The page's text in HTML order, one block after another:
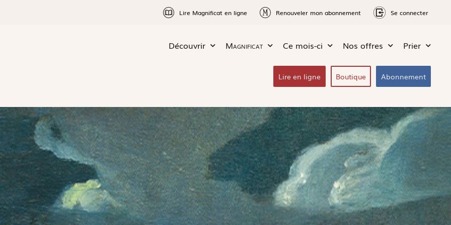
Lire Magnificat en ligne Renouveler mon abonnement Se connecter
Découvrir Magnificat Ce mois-ci Nos offres Prier
Lire en ligne Boutique Abonnement